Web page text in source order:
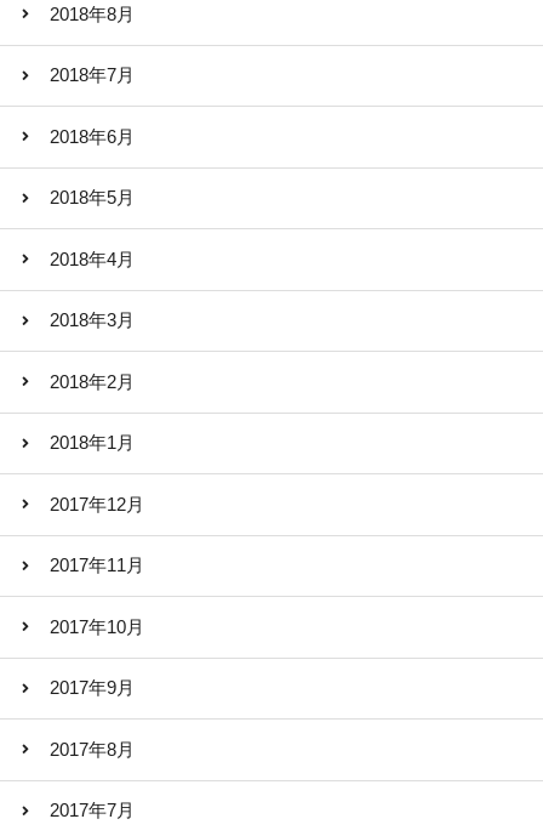
2018年8月
2018年7月
2018年6月
2018年5月
2018年4月
2018年3月
2018年2月
2018年1月
2017年12月
2017年11月
2017年10月
2017年9月
2017年8月
2017年7月